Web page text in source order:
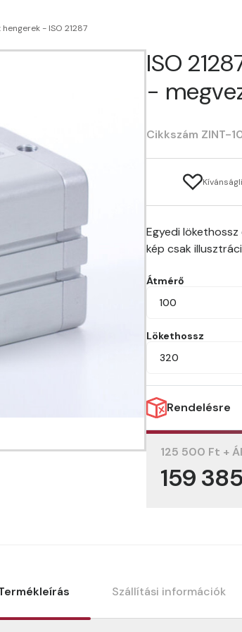
- ISO 21287
ISO
-
Cikkszám ZINT-
Egyedi lökethossz
kép csak
Átmérő
100
Lökethossz
320
Rendelésre
125 500 Ft +
159
Szállítási információk